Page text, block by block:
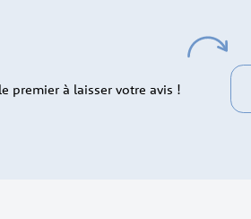
premier à laisser votre avis !